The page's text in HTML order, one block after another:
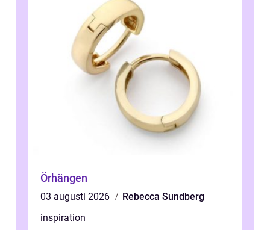
Örhängen
03 augusti 2026
Rebecca Sundberg
inspiration